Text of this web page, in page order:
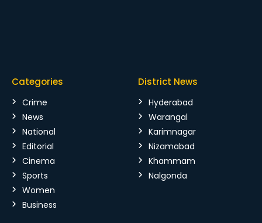
Categories
Crime
News
National
Editorial
Cinema
Sports
Women
Business
District News
Hyderabad
Warangal
Karimnagar
Nizamabad
Khammam
Nalgonda